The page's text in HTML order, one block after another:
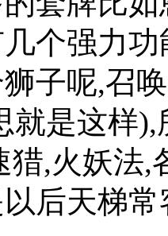
个强力
子呢,召
就是这样
猎,火妖法
后天梯